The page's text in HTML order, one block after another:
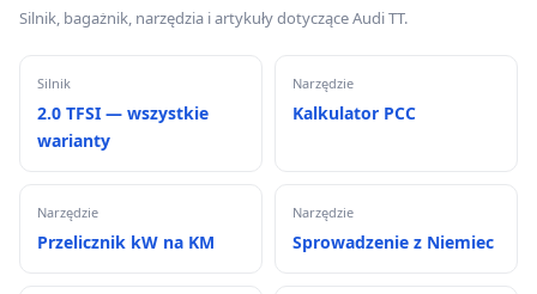
Silnik, bagażnik, narzędzia i artykuły dotyczące Audi TT.
Silnik
2.0 TFSI — wszystkie
warianty
Narzędzie
Kalkulator PCC
Narzędzie
Przelicznik kW na KM
Narzędzie
Sprowadzenie z Niemiec